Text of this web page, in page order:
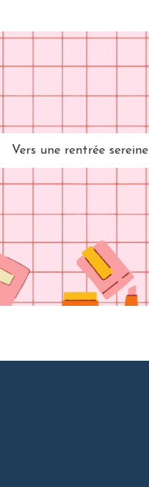
Vers une rentrée sereine